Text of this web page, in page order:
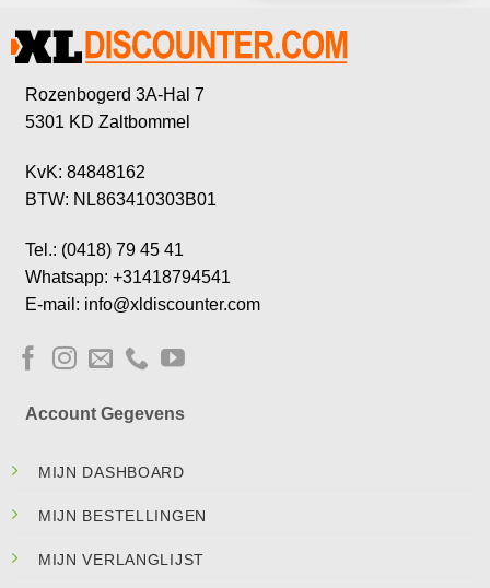
Rozenbogerd 3A-Hal 7
5301 KD Zaltbommel
KvK: 84848162
BTW: NL863410303B01
Tel.: (0418) 79 45 41
Whatsapp: +31418794541
E-mail: info@xldiscounter.com
Account Gegevens
MIJN DASHBOARD
MIJN BESTELLINGEN
MIJN VERLANGLIJST